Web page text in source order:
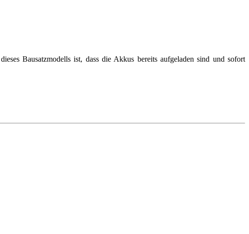
Bausatzmodells ist, dass die Akkus bereits aufgeladen sind und sofort